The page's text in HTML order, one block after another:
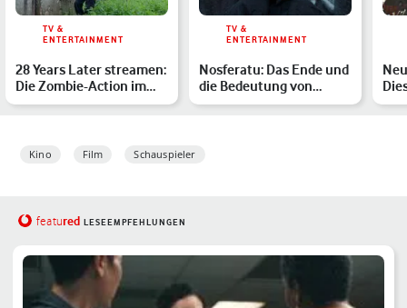
TV &
ENTERTAINMENT
28 Years Later streamen:
Die Zombie-Action im
Heimkino
TV &
ENTERTAINMENT
Nosferatu: Das Ende und
die Bedeutung von
Robert Eggers Horrorfil…
Kino Film Schauspieler
featured LESEEMPFEHLUNGEN